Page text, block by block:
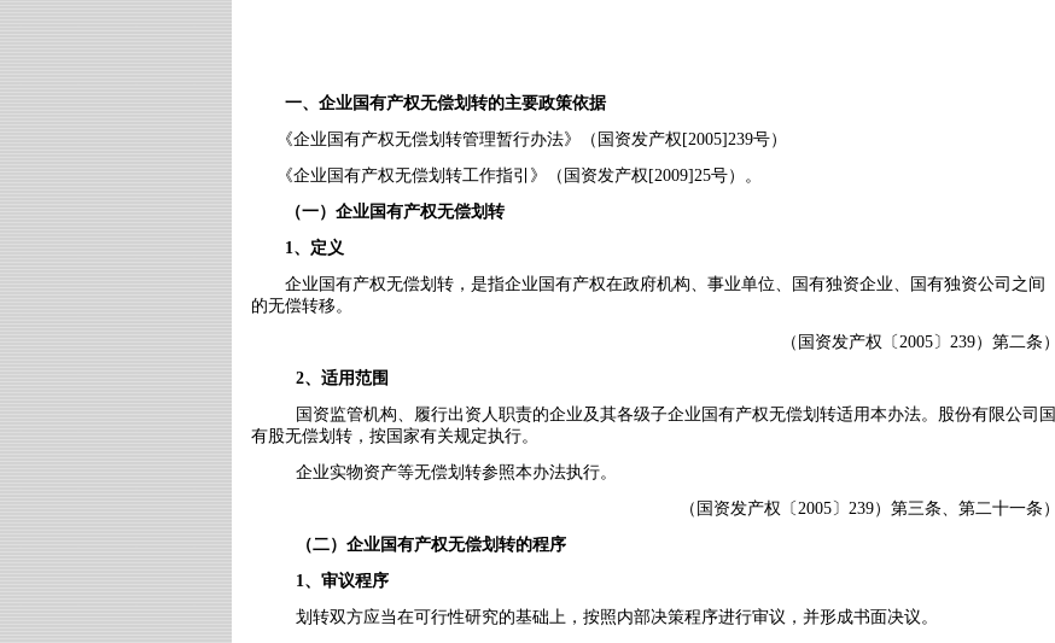
一、企业国有产权无偿划转的主要政策依据
《企业国有产权无偿划转管理暂行办法》（国资发产权 [2005]239号）
《企业国有产权无偿划转工作指引》（国资发产权 [2009]25号）。
（一）企业国有产权无偿划转
1、定义
企业国有产权无偿划转，是指企业国有产权在政府机构、事业单位、国有独资企业、国有独资公司之间
的无偿转移。
（国资发产权〔 2005 〕 239）第二条）
2、适用范围
国资监管机构、履行出资人职责的企业及其各级子企业国有产权无偿划转适用本办法。股份有限公司国
有股无偿划转，按国家有关规定执行。
企业实物资产等无偿划转参照本办法执行。
（国资发产权〔 2005 〕 239）第三条、第二十一条）
（二）企业国有产权无偿划转的程序
1、审议程序
划转双方应当在可行性研究的基础上，按照内部决策程序进行审议，并形成书面决议。